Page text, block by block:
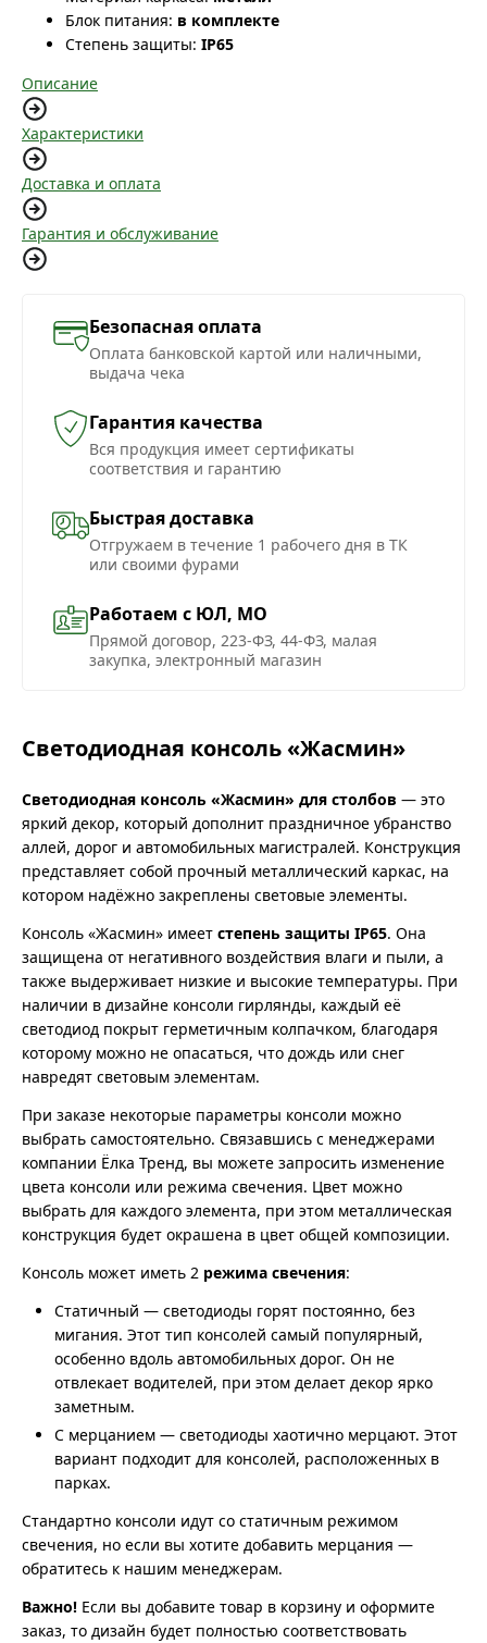
Блок питания: в комплекте
Степень защиты: IP65
Описание
Характеристики
Доставка и оплата
Гарантия и обслуживание
Безопасная оплата
Оплата банковской картой или наличными,
выдача чека
Гарантия качества
Вся продукция имеет сертификаты
соответствия и гарантию
Быстрая доставка
Отгружаем в течение 1 рабочего дня в ТК
или своими фурами
Работаем с ЮЛ, МО
Прямой договор, 223-ФЗ, 44-ФЗ, малая
закупка, электронный магазин
Светодиодная консоль «Жасмин»
Светодиодная консоль «Жасмин» для столбов — это
яркий декор, который дополнит праздничное убранство
аллей, дорог и автомобильных магистралей. Конструкция
представляет собой прочный металлический каркас, на
котором надёжно закреплены световые элементы.
Консоль «Жасмин» имеет степень защиты IP65. Она
защищена от негативного воздействия влаги и пыли, а
также выдерживает низкие и высокие температуры. При
наличии в дизайне консоли гирлянды, каждый её
светодиод покрыт герметичным колпачком, благодаря
которому можно не опасаться, что дождь или снег
навредят световым элементам.
При заказе некоторые параметры консоли можно
выбрать самостоятельно. Связавшись с менеджерами
компании Ёлка Тренд, вы можете запросить изменение
цвета консоли или режима свечения. Цвет можно
выбрать для каждого элемента, при этом металлическая
конструкция будет окрашена в цвет общей композиции.
Консоль может иметь 2 режима свечения:
Статичный — светодиоды горят постоянно, без
мигания. Этот тип консолей самый популярный,
особенно вдоль автомобильных дорог. Он не
отвлекает водителей, при этом делает декор ярко
заметным.
С мерцанием — светодиоды хаотично мерцают. Этот
вариант подходит для консолей, расположенных в
парках.
Стандартно консоли идут со статичным режимом
свечения, но если вы хотите добавить мерцания —
обратитесь к нашим менеджерам.
Важно! Если вы добавите товар в корзину и оформите
заказ, то дизайн будет полностью соответствовать